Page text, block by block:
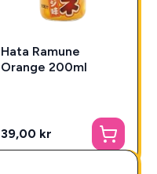
Hata Ramune
Orange 200ml
39,00 kr